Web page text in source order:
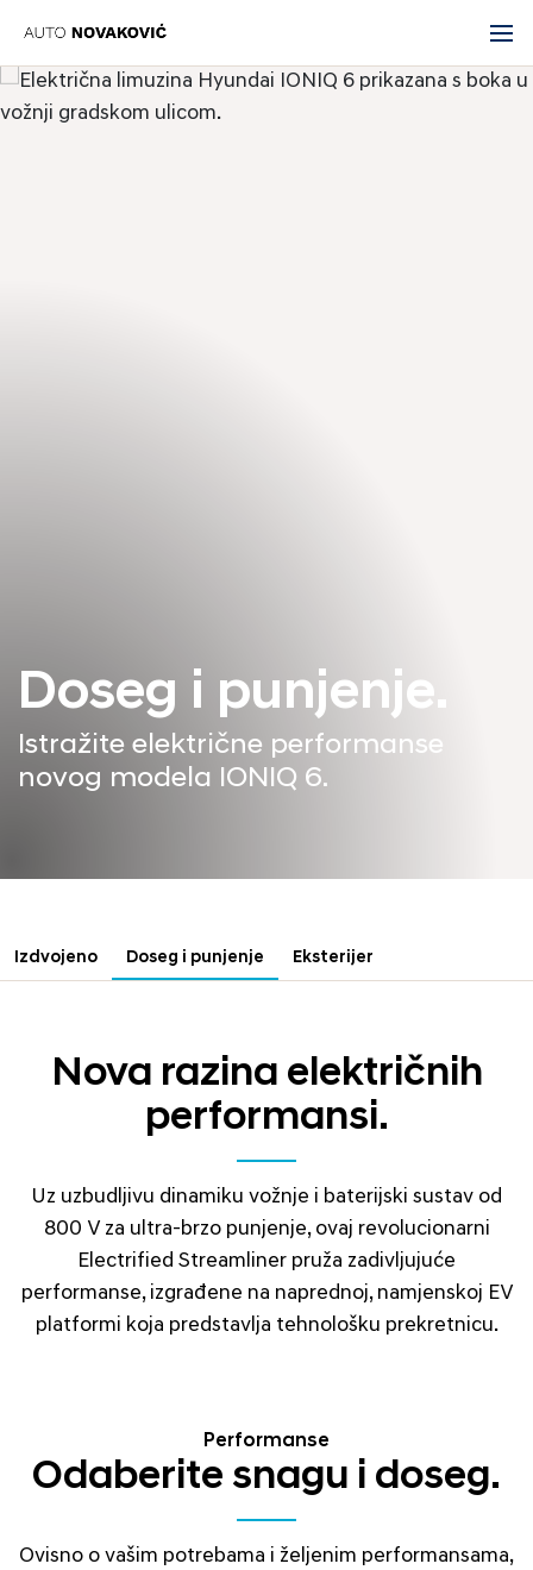
Doseg i punjenje.
Istražite električne performanse
novog modela IONIQ 6.
Izdvojeno Doseg i punjenje Eksterijer
Nova razina električnih
performansi.
Uz uzbudljivu dinamiku vožnje i baterijski sustav od
800 V za ultra-brzo punjenje, ovaj revolucionarni
Electrified Streamliner pruža zadivljujuće
performanse, izgrađene na naprednoj, namjenskoj EV
platformi koja predstavlja tehnološku prekretnicu.
Performanse
Odaberite snagu i doseg.
Ovisno o vašim potrebama i željenim performansama,